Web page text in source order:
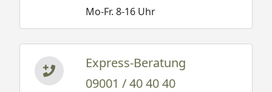
Mo-Fr. 8-16 Uhr
Express-Beratung
09001 / 40 40 40